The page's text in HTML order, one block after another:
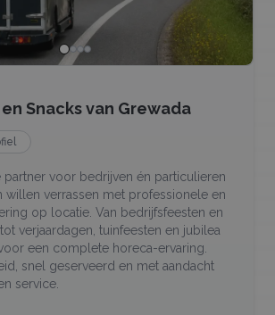
Snacks van Grewada
partner voor bedrijven én particulieren
willen verrassen met professionele en
op locatie. Van bedrijfsfeesten en
verjaardagen, tuinfeesten en jubilea
een complete horeca-ervaring.
snel geserveerd en met aandacht
service.